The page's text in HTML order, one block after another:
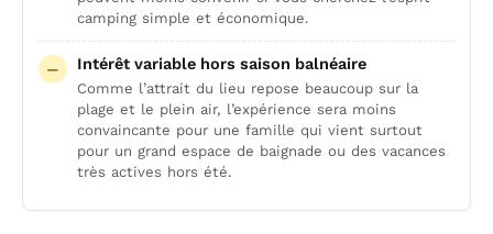
camping simple et économique.
Intérêt variable hors saison balnéaire
Comme l’attrait du lieu repose beaucoup sur la
plage et le plein air, l’expérience sera moins
convaincante pour une famille qui vient surtout
pour un grand espace de baignade ou des vacances
très actives hors été.